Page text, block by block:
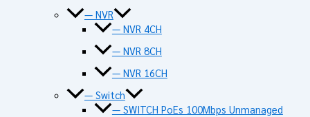
— NVR
— NVR 4CH
— NVR 8CH
— NVR 16CH
— Switch
— SWITCH PoEs 100Mbps Unmanaged